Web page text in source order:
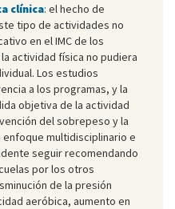
clínica: el hecho de
tipo de actividades no
en el IMC de los
actividad física no pudiera
Los estudios
a los programas, y la
objetiva de la actividad
del sobrepeso y la
multidisciplinario e
seguir recomendando
por los otros
de la presión
aeróbica, aumento en